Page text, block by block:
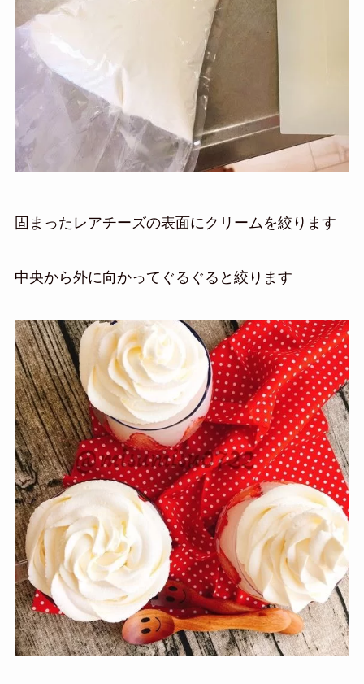
固まったレアチーズの表面にクリームを絞ります
中央から外に向かってぐるぐると絞ります